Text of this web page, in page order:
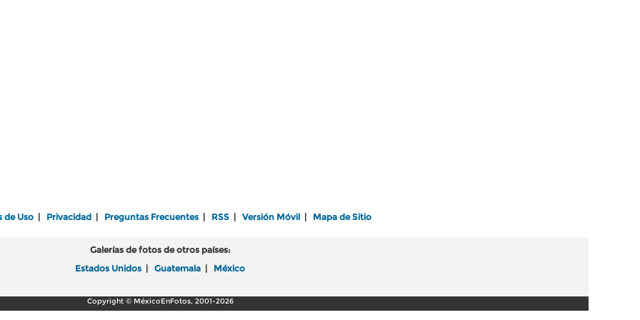
de Uso Privacidad Preguntas Frecuentes RSS Versión Móvil Mapa de Sitio
Galerías de fotos de otros países:
Estados Unidos
Guatemala México
Copyright © MéxicoEnFotos, 2001-2026